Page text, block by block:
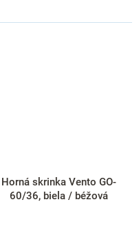
Horná skrinka Vento GO-
60/36, biela / béžová